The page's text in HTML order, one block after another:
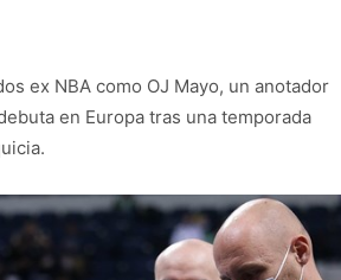
ex NBA como OJ Mayo, un anotador
en Europa tras una temporada